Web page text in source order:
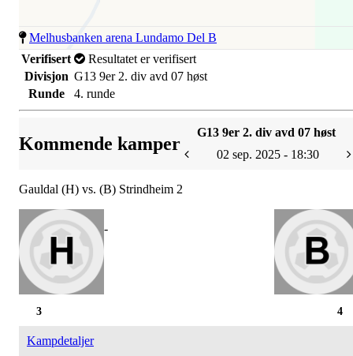
Melhusbanken arena Lundamo Del B
Verifisert
Resultatet er verifisert
Divisjon G13 9er 2. div avd 07 høst
Runde
4. runde
Kommende kamper
G13 9er 2. div avd 07 høst
02 sep. 2025 - 18:30
Gauldal (H) vs. (B) Strindheim 2
-
4
3
Kampdetaljer